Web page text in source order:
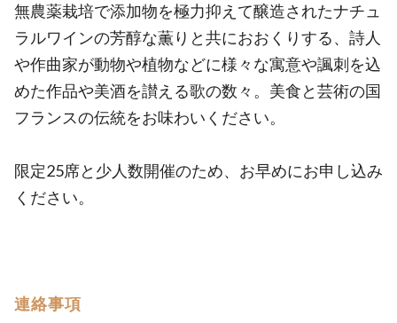
無農薬栽培で添加物を極力抑えて醸造されたナチュ
ラルワインの芳醇な薫りと共におおくりする、詩人
や作曲家が動物や植物などに様々な寓意や諷刺を込
めた作品や美酒を讃える歌の数々。美食と芸術の国
フランスの伝統をお味わいください。
限定25席と少人数開催のため、お早めにお申し込み
ください。
連絡事項